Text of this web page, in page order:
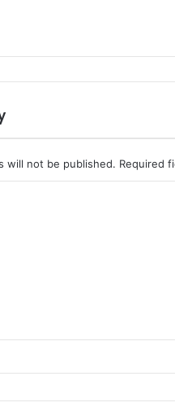
will not be published. Required